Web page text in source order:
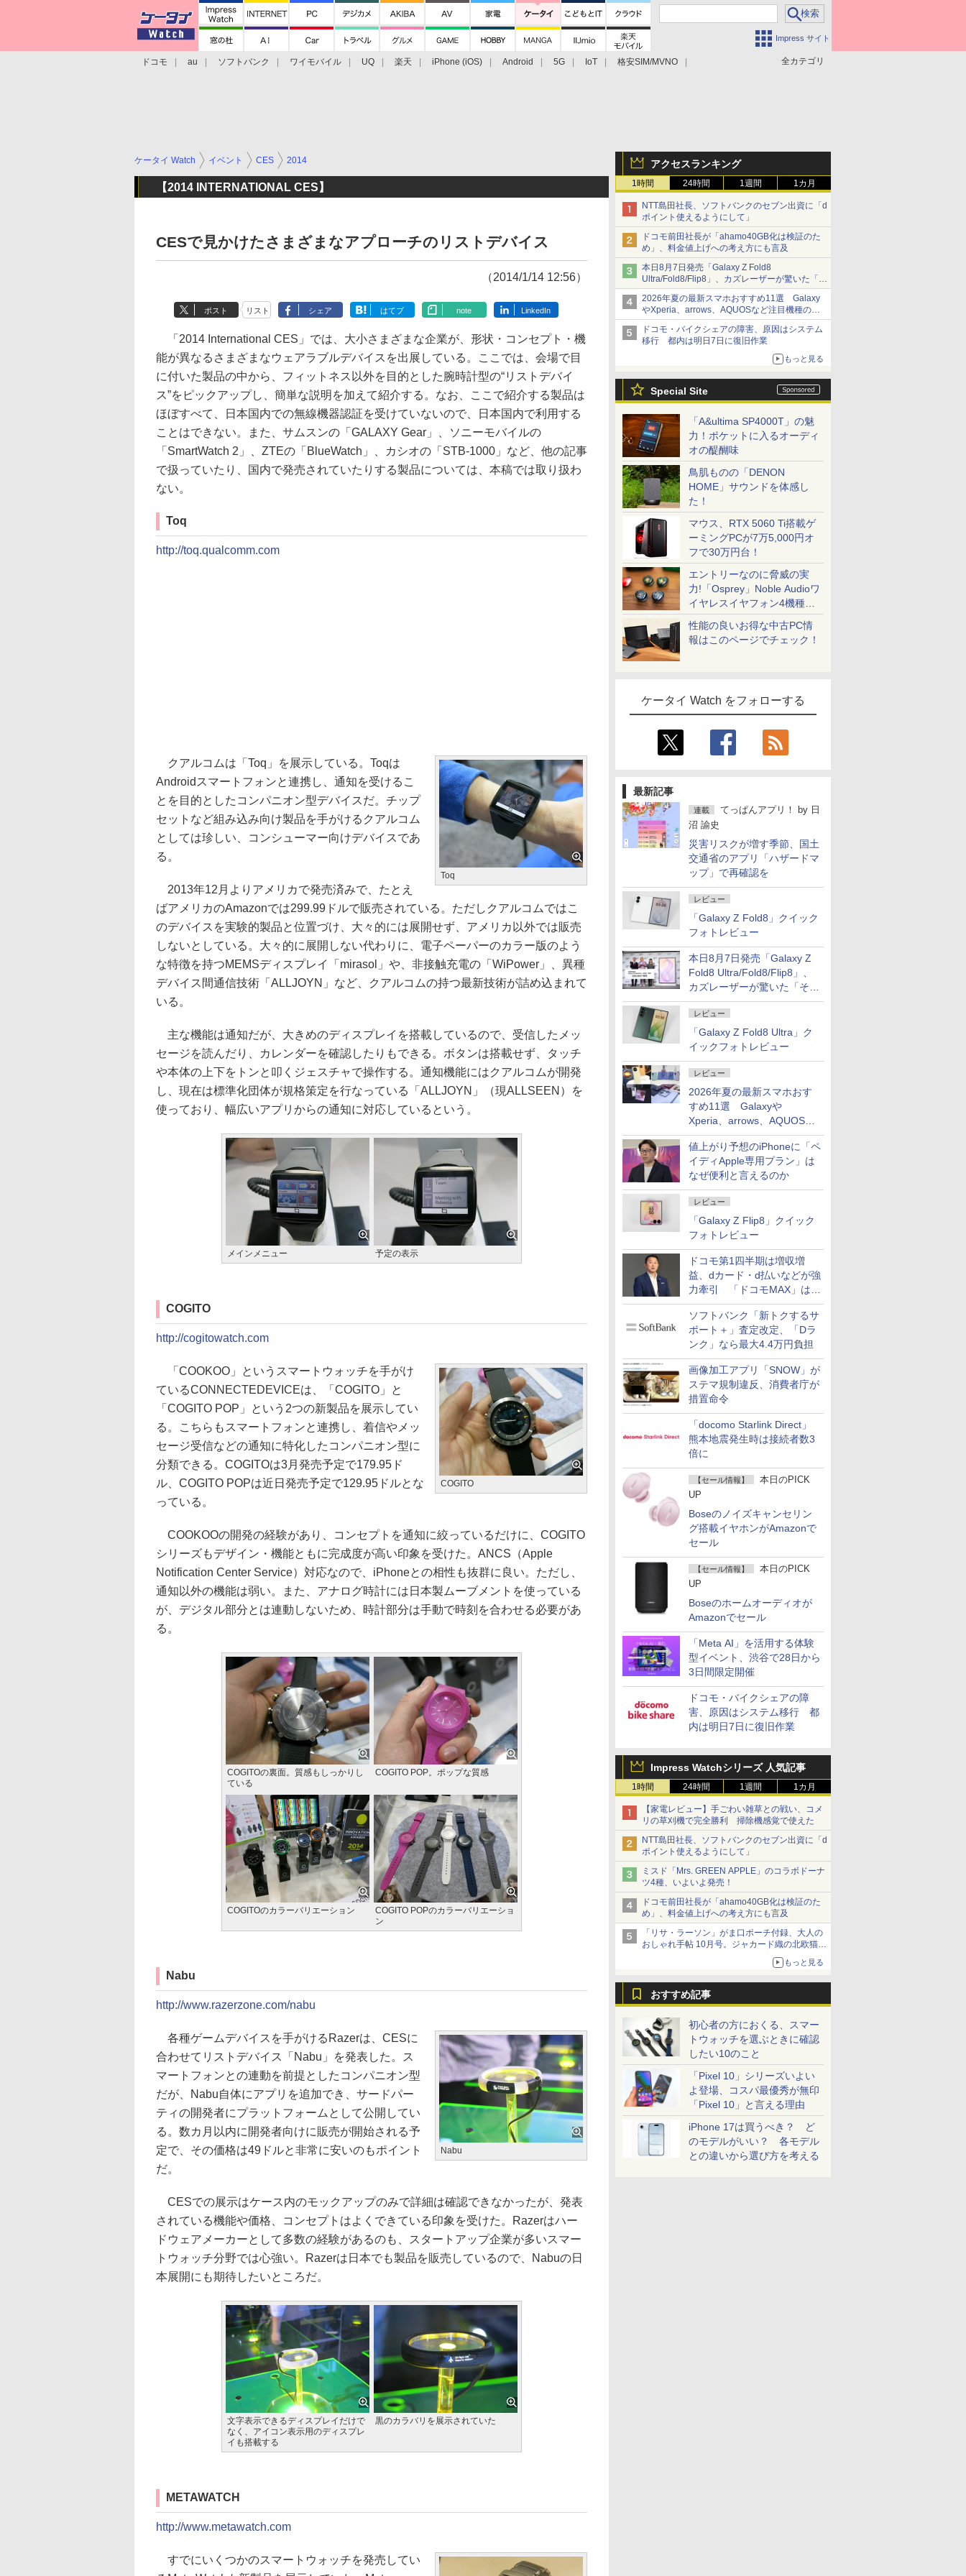
Impress サイト
全カテゴリ
ドコモ au ソフトバンク ワイモバイル UQ 楽天 iPhone (iOS) Android 5G IoT
格安SIM/MVNO
アクセスランキング
1時間 24時間 1週間 1カ月
NTT島田社長、ソフトバンクのセブン出資に「d
ポイント使えるようにして」
ドコモ前田社長が「ahamo40GB化は検証のた
め」、料金値上げへの考え方にも言及
本日8月7日発売「Galaxy Z Fold8
Ultra/Fold8/Flip8」、カズレーザーが驚いた「そ
ば屋のメニュー並みの薄さ」
2026年夏の最新スマホおすすめ11選 Galaxy
やXperia、arrows、AQUOSなど注目機種の特
徴は
ドコモ・バイクシェアの障害、原因はシステム
移行 都内は明日7日に復旧作業
もっと見る
Special Site
「A&ultima SP4000T」の魅
力！ポケットに入るオーディ
オの醍醐味
鳥肌ものの「DENON
HOME」サウンドを体感し
た！
マウス、RTX 5060 Ti搭載ゲ
ーミングPCが7万5,000円オ
フで30万円台！
エントリーなのに脅威の実
力!「Osprey」Noble Audioワ
イヤレスイヤフォン4機種を
一気に聴く
性能の良いお得な中古PC情
報はこのページでチェック！
ケータイ Watch をフォローする
最新記事
連載 てっぱんアプリ！ by 日
沼 諭史
災害リスクが増す季節、国土
交通省のアプリ「ハザードマ
ップ」で再確認を
レビュー
「Galaxy Z Fold8」クイック
フォトレビュー
本日8月7日発売「Galaxy Z
Fold8 Ultra/Fold8/Flip8」、
カズレーザーが驚いた「そば
屋のメニュー並みの薄さ」
レビュー
「Galaxy Z Fold8 Ultra」ク
イックフォトレビュー
レビュー
2026年夏の最新スマホおす
すめ11選 Galaxyや
Xperia、arrows、AQUOSな
ど注目機種の特徴は
値上がり予想のiPhoneに「ペ
イディApple専用プラン」は
なぜ便利と言えるのか
レビュー
「Galaxy Z Flip8」クイック
フォトレビュー
ドコモ第1四半期は増収増
益、dカード・d払いなどが強
力牽引 「ドコモMAX」は
400万契約突破
ソフトバンク「新トクするサ
ポート＋」査定改定、「Dラ
ンク」なら最大4.4万円負担
画像加工アプリ「SNOW」が
ステマ規制違反、消費者庁が
措置命令
「docomo Starlink Direct」
熊本地震発生時は接続者数3
倍に
【セール情報】
本日のPICK
UP
Boseのノイズキャンセリン
グ搭載イヤホンがAmazonで
セール
【セール情報】
本日のPICK
UP
Boseのホームオーディオが
Amazonでセール
「Meta AI」を活用する体験
型イベント、渋谷で28日から
3日間限定開催
ドコモ・バイクシェアの障
害、原因はシステム移行 都
内は明日7日に復旧作業
Impress Watchシリーズ 人気記事
1時間 24時間 1週間 1カ月
【家電レビュー】手ごわい雑草との戦い、コメ
リの草刈機で完全勝利 掃除機感覚で使えた
NTT島田社長、ソフトバンクのセブン出資に「d
ポイント使えるようにして」
ミスド「Mrs. GREEN APPLE」のコラボドーナ
ツ4種、いよいよ発売！
ドコモ前田社長が「ahamo40GB化は検証のた
め」、料金値上げへの考え方にも言及
「リサ・ラーソン」がま口ポーチ付録、大人の
おしゃれ手帖 10月号。ジャカード織の北欧猫デ
もっと見る
おすすめ記事
初心者の方におくる、スマー
トウォッチを選ぶときに確認
したい10のこと
「Pixel 10」シリーズいよい
よ登場、コスパ最優秀が無印
「Pixel 10」と言える理由
iPhone 17は買うべき？ ど
のモデルがいい？ 各モデル
との違いから選び方を考える
ケータイ Watch イベント CES 2014
【2014 INTERNATIONAL CES】
CESで見かけたさまざまなアプローチのリストデバイス
（2014/1/14 12:56）
ポスト リスト シェア はてブ note LinkedIn
「2014 International CES」では、大小さまざまな企業が、形状・コンセプト・機
能が異なるさまざまなウェアラブルデバイスを出展している。ここでは、会場で目
に付いた製品の中から、フィットネス以外を目的とした腕時計型の“リストデバイ
ス”をピックアップし、簡単な説明を加えて紹介する。なお、ここで紹介する製品は
ほぼすべて、日本国内での無線機器認証を受けていないので、日本国内で利用する
ことはできない。また、サムスンの「GALAXY Gear」、ソニーモバイルの
「SmartWatch 2」、ZTEの「BlueWatch」、カシオの「STB-1000」など、他の記事
で扱っていたり、国内で発売されていたりする製品については、本稿では取り扱わ
ない。
Toq
http://toq.qualcomm.com
Toq
クアルコムは「Toq」を展示している。Toqは
Androidスマートフォンと連携し、通知を受けるこ
とを目的としたコンパニオン型デバイスだ。チップ
セットなど組み込み向け製品を手がけるクアルコム
としては珍しい、コンシューマー向けデバイスであ
る。
2013年12月よりアメリカで発売済みで、たとえ
ばアメリカのAmazonでは299.99ドルで販売されている。ただしクアルコムではこ
のデバイスを実験的製品と位置づけ、大々的には展開せず、アメリカ以外では販売
しないとしている。大々的に展開しない代わりに、電子ペーパーのカラー版のよう
な特徴を持つMEMSディスプレイ「mirasol」や、非接触充電の「WiPower」、異種
デバイス間通信技術「ALLJOYN」など、クアルコムの持つ最新技術が詰め込まれて
いる。
主な機能は通知だが、大きめのディスプレイを搭載しているので、受信したメッ
セージを読んだり、カレンダーを確認したりもできる。ボタンは搭載せず、タッチ
や本体の上下をトンと叩くジェスチャで操作する。通知機能にはクアルコムが開発
し、現在は標準化団体が規格策定を行なっている「ALLJOYN」（現ALLSEEN）を
使っており、幅広いアプリからの通知に対応しているという。
メインメニュー 予定の表示
COGITO
http://cogitowatch.com
COGITO
「COOKOO」というスマートウォッチを手がけ
ているCONNECTEDEVICEは、「COGITO」と
「COGITO POP」という2つの新製品を展示してい
る。こちらもスマートフォンと連携し、着信やメッ
セージ受信などの通知に特化したコンパニオン型に
分類できる。COGITOは3月発売予定で179.95ド
ル、COGITO POPは近日発売予定で129.95ドルとな
っている。
COOKOOの開発の経験があり、コンセプトを通知に絞っているだけに、COGITO
シリーズもデザイン・機能ともに完成度が高い印象を受けた。ANCS（Apple
Notification Center Service）対応なので、iPhoneとの相性も抜群に良い。ただし、
通知以外の機能は弱い。また、アナログ時計には日本製ムーブメントを使っている
が、デジタル部分とは連動しないため、時計部分は手動で時刻を合わせる必要があ
る。
COGITOの裏面。質感もしっかりし
ている
COGITO POP。ポップな質感
COGITOのカラーバリエーション
COGITO POPのカラーバリエーショ
ン
Nabu
http://www.razerzone.com/nabu
Nabu
各種ゲームデバイスを手がけるRazerは、CESに
合わせてリストデバイス「Nabu」を発表した。ス
マートフォンとの連動を前提としたコンパニオン型
だが、Nabu自体にアプリを追加でき、サードパー
ティの開発者にプラットフォームとして公開してい
る。数カ月以内に開発者向けに販売が開始される予
定で、その価格は49ドルと非常に安いのもポイント
だ。
CESでの展示はケース内のモックアップのみで詳細は確認できなかったが、発表
されている機能や価格、コンセプトはよくできている印象を受けた。Razerはハー
ドウェアメーカーとして多数の経験があるのも、スタートアップ企業が多いスマー
トウォッチ分野では心強い。Razerは日本でも製品を販売しているので、Nabuの日
本展開にも期待したいところだ。
文字表示できるディスプレイだけで
なく、アイコン表示用のディスプレ
イも搭載する
黒のカラバリを展示されていた
METAWATCH
http://www.metawatch.com
すでにいくつかのスマートウォッチを発売してい